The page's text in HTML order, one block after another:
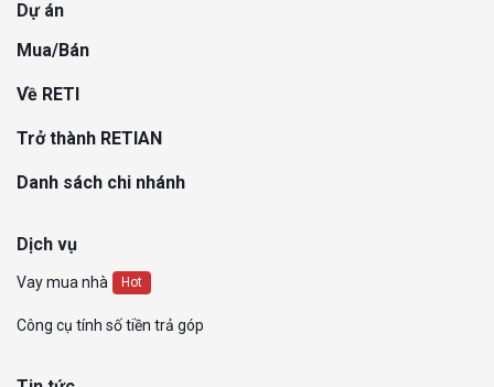
Dự án
Mua/Bán
Về RETI
Trở thành RETIAN
Danh sách chi nhánh
Dịch vụ
Vay mua nhà Hot
Công cụ tính số tiền trả góp